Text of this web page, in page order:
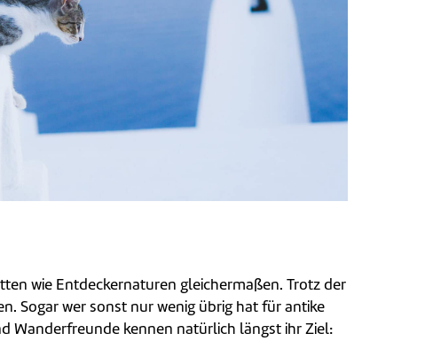
wie Entdeckernaturen gleichermaßen. Trotz der
Sogar wer sonst nur wenig übrig hat für antike
Wanderfreunde kennen natürlich längst ihr Ziel: